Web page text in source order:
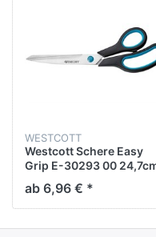
WESTCOTT
Westcott Schere Easy
Grip E-30293 00
blau
ab 6,96 € *